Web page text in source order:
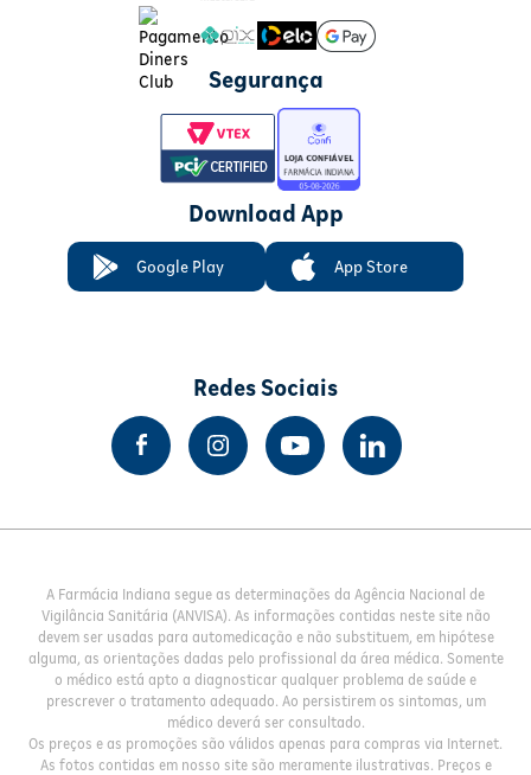
Segurança
Download App
Google Play App Store
Redes Sociais
A Farmácia Indiana segue as determinações da Agência Nacional de
Vigilância Sanitária (ANVISA). As informações contidas neste site não
devem ser usadas para automedicação e não substituem, em hipótese
alguma, as orientações dadas pelo profissional da área médica. Somente
o médico está apto a diagnosticar qualquer problema de saúde e
prescrever o tratamento adequado. Ao persistirem os sintomas, um
médico deverá ser consultado.
Os preços e as promoções são válidos apenas para compras via Internet.
As fotos contidas em nosso site são meramente ilustrativas. Preços e